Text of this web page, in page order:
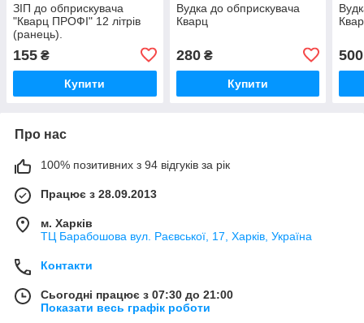
ЗІП до обприскувача
"Кварц ПРОФІ" 12 літрів
(ранець).
155 ₴
Купити
Вудка до обприскувача
Кварц
280₴
Купити
500
Про нас
100% позитивних з 94 відгуків за рік
Працює з 28.09.2013
м. Харків
ТЦ Барабошова вул. Раєвської, 17, Харків, Україна
Контакти
Сьогодні працює з 07:30 до 21:00
Показати весь графік роботи